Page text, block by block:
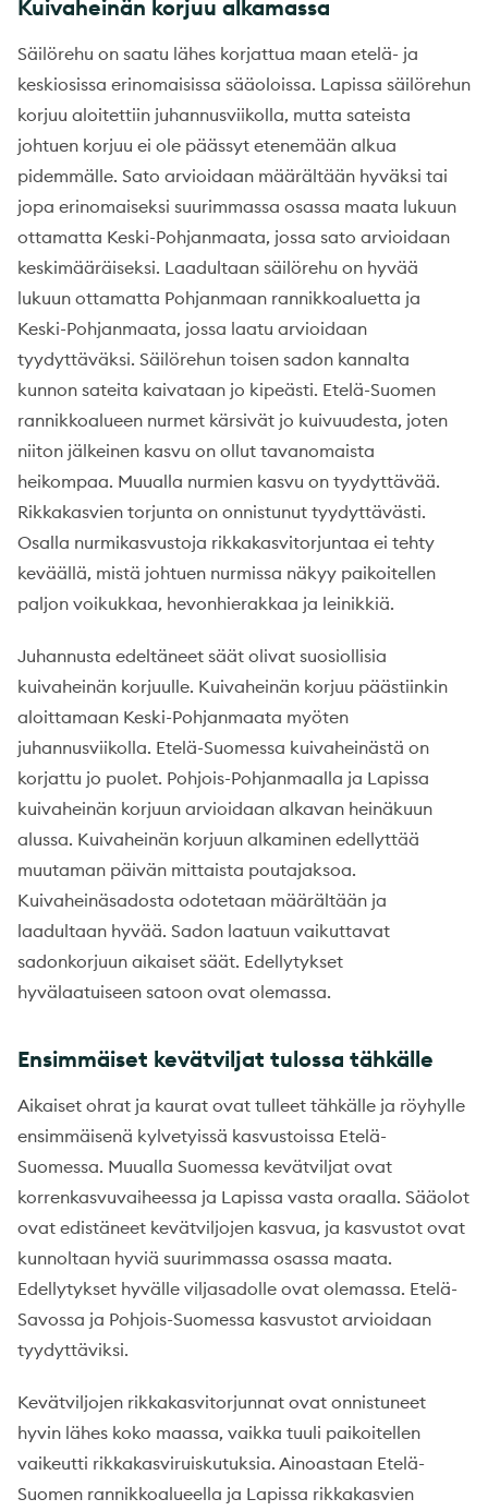
Kuivaheinän korjuu alkamassa
Säilörehu on saatu lähes korjattua maan etelä- ja
keskiosissa erinomaisissa sääoloissa. Lapissa säilörehun
korjuu aloitettiin juhannusviikolla, mutta sateista
johtuen korjuu ei ole päässyt etenemään alkua
pidemmälle. Sato arvioidaan määrältään hyväksi tai
jopa erinomaiseksi suurimmassa osassa maata lukuun
ottamatta Keski-Pohjanmaata, jossa sato arvioidaan
keskimääräiseksi. Laadultaan säilörehu on hyvää
lukuun ottamatta Pohjanmaan rannikkoaluetta ja
Keski-Pohjanmaata, jossa laatu arvioidaan
tyydyttäväksi. Säilörehun toisen sadon kannalta
kunnon sateita kaivataan jo kipeästi. Etelä-Suomen
rannikkoalueen nurmet kärsivät jo kuivuudesta, joten
niiton jälkeinen kasvu on ollut tavanomaista
heikompaa. Muualla nurmien kasvu on tyydyttävää.
Rikkakasvien torjunta on onnistunut tyydyttävästi.
Osalla nurmikasvustoja rikkakasvitorjuntaa ei tehty
keväällä, mistä johtuen nurmissa näkyy paikoitellen
paljon voikukkaa, hevonhierakkaa ja leinikkiä.
Juhannusta edeltäneet säät olivat suosiollisia
kuivaheinän korjuulle. Kuivaheinän korjuu päästiinkin
aloittamaan Keski-Pohjanmaata myöten
juhannusviikolla. Etelä-Suomessa kuivaheinästä on
korjattu jo puolet. Pohjois-Pohjanmaalla ja Lapissa
kuivaheinän korjuun arvioidaan alkavan heinäkuun
alussa. Kuivaheinän korjuun alkaminen edellyttää
muutaman päivän mittaista poutajaksoa.
Kuivaheinäsadosta odotetaan määrältään ja
laadultaan hyvää. Sadon laatuun vaikuttavat
sadonkorjuun aikaiset säät. Edellytykset
hyvälaatuiseen satoon ovat olemassa.
Ensimmäiset kevätviljat tulossa tähkälle
Aikaiset ohrat ja kaurat ovat tulleet tähkälle ja röyhylle
ensimmäisenä kylvetyissä kasvustoissa Etelä-
Suomessa. Muualla Suomessa kevätviljat ovat
korrenkasvuvaiheessa ja Lapissa vasta oraalla. Sääolot
ovat edistäneet kevätviljojen kasvua, ja kasvustot ovat
kunnoltaan hyviä suurimmassa osassa maata.
Edellytykset hyvälle viljasadolle ovat olemassa. Etelä-
Savossa ja Pohjois-Suomessa kasvustot arvioidaan
tyydyttäviksi.
Kevätviljojen rikkakasvitorjunnat ovat onnistuneet
hyvin lähes koko maassa, vaikka tuuli paikoitellen
vaikeutti rikkakasviruiskutuksia. Ainoastaan Etelä-
Suomen rannikkoalueella ja Lapissa rikkakasvien